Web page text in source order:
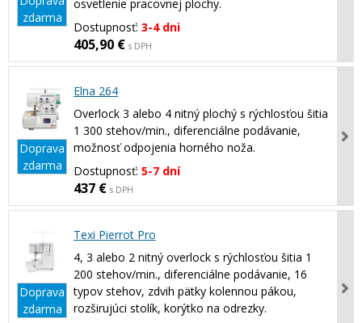
zdarma
osvetlenie pracovnej plochy.
Dostupnosť: 3-4 dni
405,90 € s DPH
Doprava
zdarma
Elna 264
Overlock 3 alebo 4 nitný plochý s rýchlosťou šitia
1 300 stehov/min., diferenciálne podávanie,
možnosť odpojenia horného noža.
Dostupnosť: 5-7 dní
437 € s DPH
Doprava
zdarma
Texi Pierrot Pro
4, 3 alebo 2 nitný overlock s rýchlosťou šitia 1
200 stehov/min., diferenciálne podávanie, 16
typov stehov, zdvih pätky kolennou pákou,
rozširujúci stolík, korýtko na odrezky.